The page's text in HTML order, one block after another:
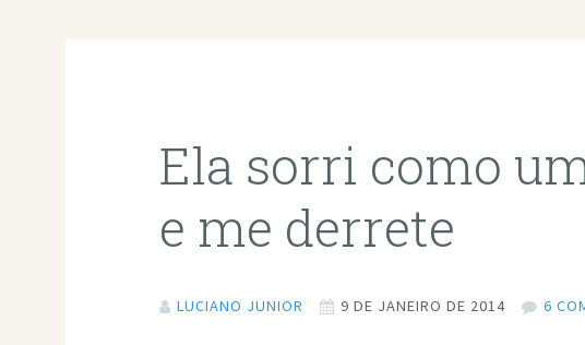
Ela sorri como
e me derrete
LUCIANO JUNIOR 9 DE JANEIRO DE 2014 6